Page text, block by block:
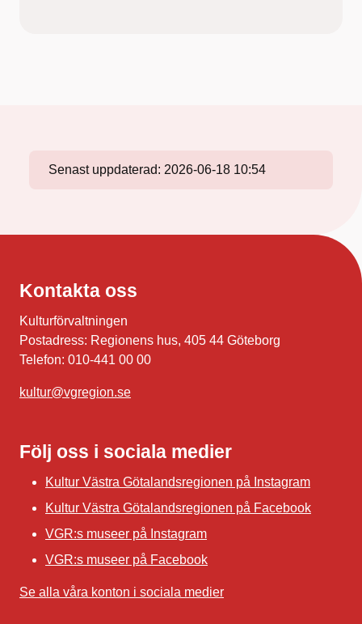
Senast uppdaterad: 2026-06-18 10:54
Kontakta oss
Kulturförvaltningen
Postadress: Regionens hus, 405 44 Göteborg
Telefon: 010-441 00 00
kultur@vgregion.se
Följ oss i sociala medier
Kultur Västra Götalandsregionen på Instagram
Kultur Västra Götalandsregionen på Facebook
VGR:s museer på Instagram
VGR:s museer på Facebook
Se alla våra konton i sociala medier